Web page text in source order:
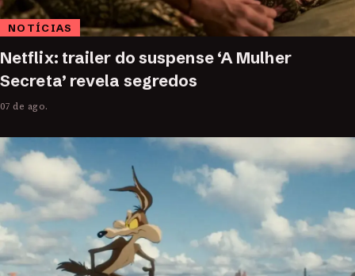
NOTÍCIAS
Netflix: trailer do suspense ‘A Mulher
Secreta’ revela segredos
07 de ago.